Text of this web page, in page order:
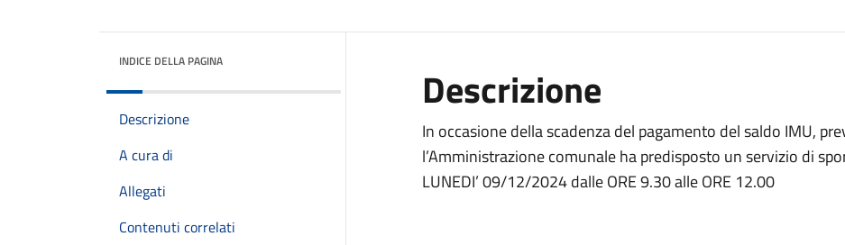
INDICE DELLA PAGINA
Descrizione
A cura di
Allegati
Contenuti correlati
Descrizione
In occasione della scadenza del pagamento del saldo IMU,
l’Amministrazione comunale ha predisposto un servizio di
LUNEDI’ 09/12/2024 dalle ORE 9.30 alle ORE 12.00